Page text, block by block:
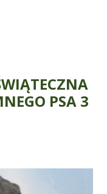
PSA 3